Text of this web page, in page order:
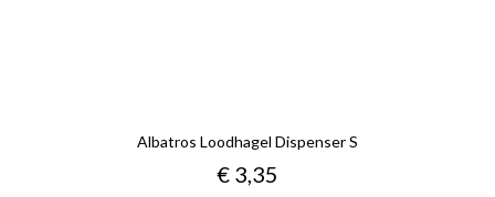
Albatros Loodhagel Dispenser S
Prijs
€ 3,35